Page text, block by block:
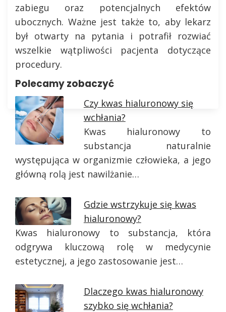
zabiegu oraz potencjalnych efektów
ubocznych. Ważne jest także to, aby lekarz
był otwarty na pytania i potrafił rozwiać
wszelkie wątpliwości pacjenta dotyczące
procedury.
Polecamy zobaczyć
Czy kwas hialuronowy się
wchłania?
Kwas hialuronowy to
substancja naturalnie
występująca w organizmie człowieka, a jego
główną rolą jest nawilżanie…
Gdzie wstrzykuje się kwas
hialuronowy?
Kwas hialuronowy to substancja, która
odgrywa kluczową rolę w medycynie
estetycznej, a jego zastosowanie jest…
Dlaczego kwas hialuronowy
szybko się wchłania?